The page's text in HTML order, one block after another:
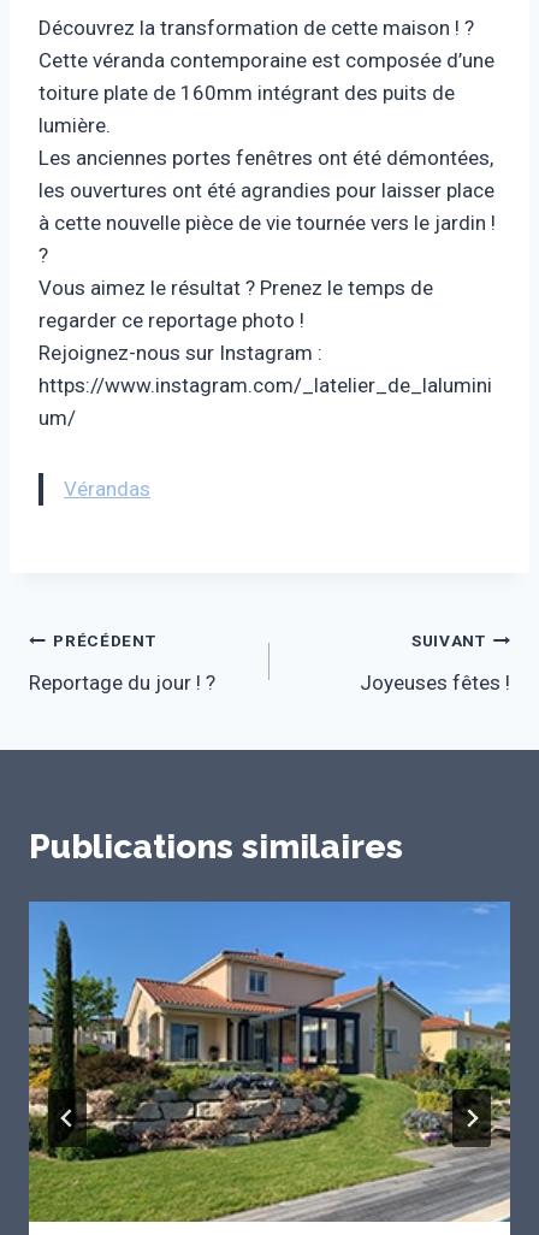
Découvrez la transformation de cette maison ! ?
Cette véranda contemporaine est composée d’une
toiture plate de 160mm intégrant des puits de
lumière.
Les anciennes portes fenêtres ont été démontées,
les ouvertures ont été agrandies pour laisser place
à cette nouvelle pièce de vie tournée vers le jardin !
?
Vous aimez le résultat ? Prenez le temps de
regarder ce reportage photo !
Rejoignez-nous sur Instagram :
https://www.instagram.com/_latelier_de_lalumini
um/
Vérandas
Navigation
de
l’article
PRÉCÉDENT
Reportage du jour ! ?
SUIVANT
Joyeuses fêtes !
Publications similaires